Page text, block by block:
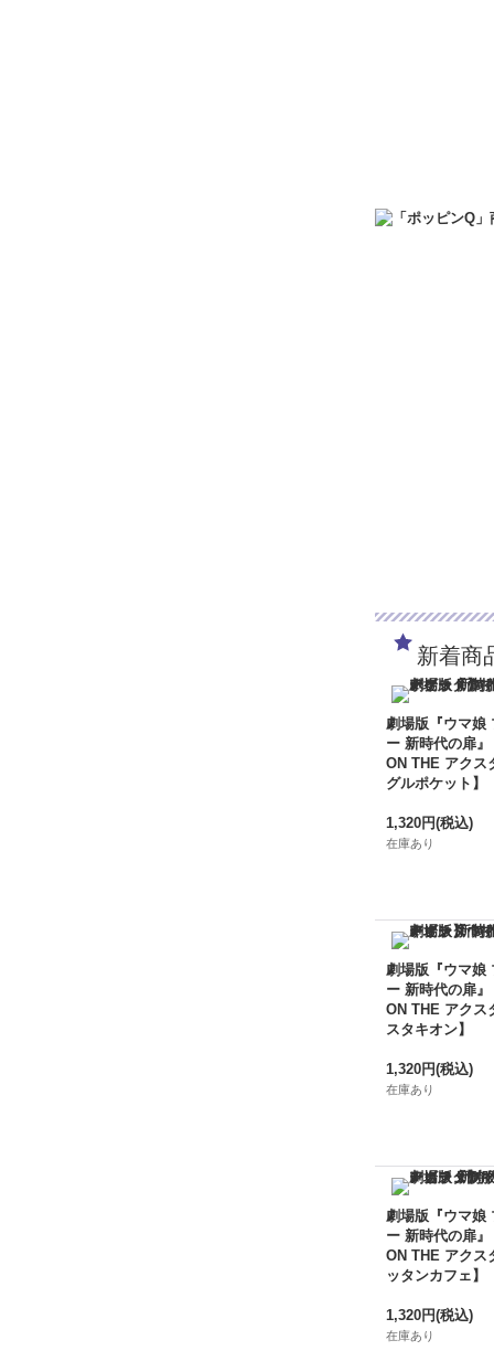
新着商
劇場版『ウマ娘
ー 新時代の扉』
ON THE アクス
グルポケット】
1,320円(税込)
在庫あり
劇場版『ウマ娘
ー 新時代の扉』
ON THE アクス
スタキオン】
1,320円(税込)
在庫あり
劇場版『ウマ娘
ー 新時代の扉』
ON THE アクス
ッタンカフェ】
1,320円(税込)
在庫あり